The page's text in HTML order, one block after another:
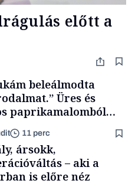
előtt a
beleálmodta
Üres és
paprikamalomból
igazi családi
11 perc
ársokk,
– aki a
is előre néz